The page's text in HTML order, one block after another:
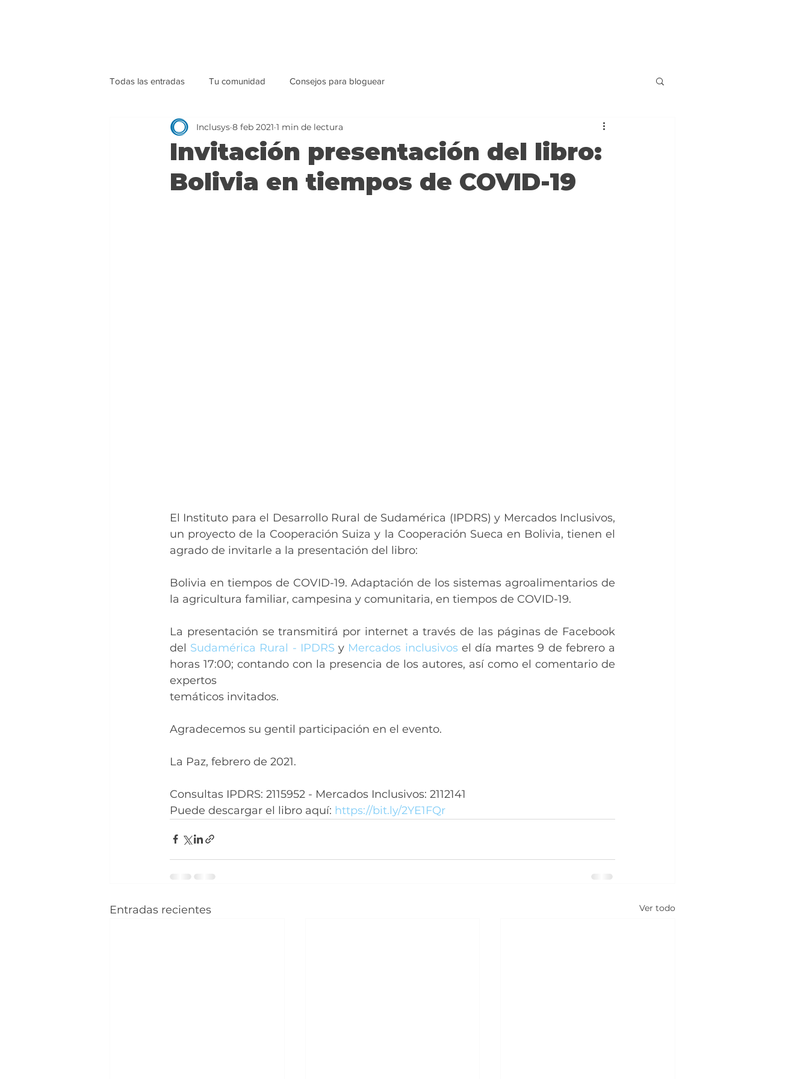
Todas las entradas Tu comunidad Consejos para bloguear
Invitación presentación del libro:
Bolivia en tiempos de COVID-19
Inclusys 8 feb 2021 1 min de lectura
El Instituto para el Desarrollo Rural de Sudamérica (IPDRS) y Mercados Inclusivos,
un proyecto de la Cooperación Suiza y la Cooperación Sueca en Bolivia, tienen el
agrado de invitarle a la presentación del libro:
Bolivia en tiempos de COVID-19. Adaptación de los sistemas agroalimentarios de
la agricultura familiar, campesina y comunitaria, en tiempos de COVID-19.
La presentación se transmitirá por internet a través de las páginas de Facebook
del Sudamérica Rural - IPDRS y Mercados inclusivos el día martes 9 de febrero a
horas 17:00; contando con la presencia de los autores, así como el comentario de
expertos
temáticos invitados.
Agradecemos su gentil participación en el evento.
La Paz, febrero de 2021.
Consultas IPDRS: 2115952 - Mercados Inclusivos: 2112141
Puede descargar el libro aquí: https://bit.ly/2YE1FQr
Entradas recientes Ver todo